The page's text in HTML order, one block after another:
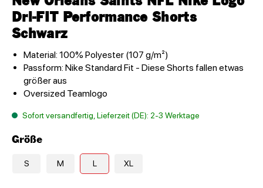
Dri-FIT Performance Shorts
Schwarz
Material: 100% Polyester (107 g/m²)
Passform: Nike Standard Fit - Diese Shorts fallen etwas
größer aus
Oversized Teamlogo
Sofort versandfertig, Lieferzeit (DE): 2-3 Werktage
Größe
S M L XL